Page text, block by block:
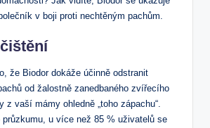
v boji proti nechtěným pachům.
že Biodor dokáže účinně odstranit
od žalostně zanedbaného zvířecího
z vaší mámy ohledně „toho zápachu“.
průzkumu, u více než 85 % uživatelů se